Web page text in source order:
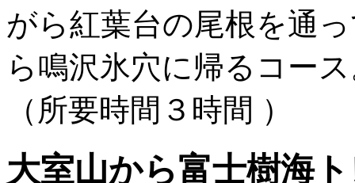
がら紅葉台の尾根を通
ら鳴沢氷穴に帰るコー
（所要時間３時間 ）
大室山から富士樹海